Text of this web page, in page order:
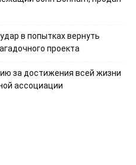
в попытках вернуть
проекта
за достижения всей жизни
ассоциации